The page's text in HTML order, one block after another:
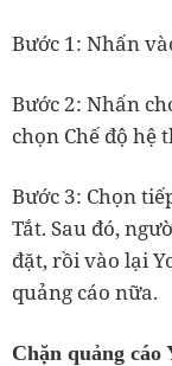
Bước 1: Nhấn
Bước 2: Nhấn
chọn Chế độ hệ
Bước 3: Chọn
Tắt. Sau đó,
đặt, rồi vào lại
quảng cáo nữa.
Chặn quảng